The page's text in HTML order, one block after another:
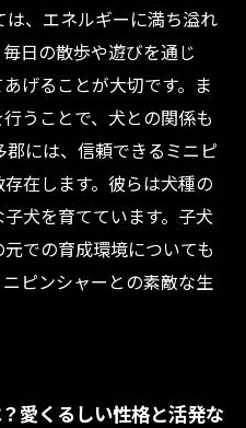
は、エネルギーに満ち溢れ
日の散歩や遊びを通じ
げることが大切です。ま
うことで、犬との関係も
郡には、信頼できるミニピ
在します。彼らは犬種の
犬を育てています。子犬
での育成環境についても
ピンシャーとの素敵な生
愛くるしい性格と活発な